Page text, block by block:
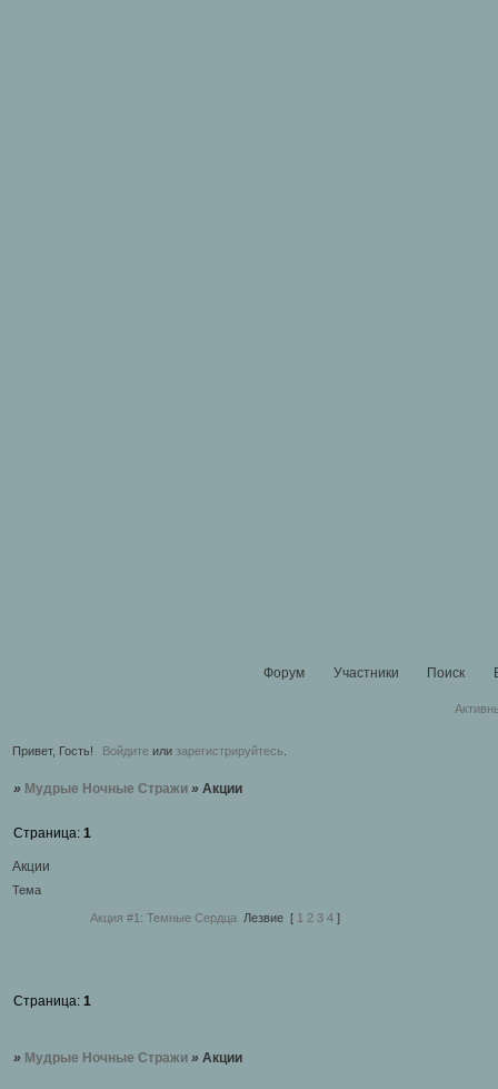
Форум Участники Поиск
Привет, Гость! Войдите или зарегистрируйтесь.
» Мудрые Ночные Стражи » Акции
Акции
Страница: 1
Тема
Акция #1: Темные Сердца Лезвие [ 1 2 3 4 ]
Страница: 1
» Мудрые Ночные Стражи » Акции